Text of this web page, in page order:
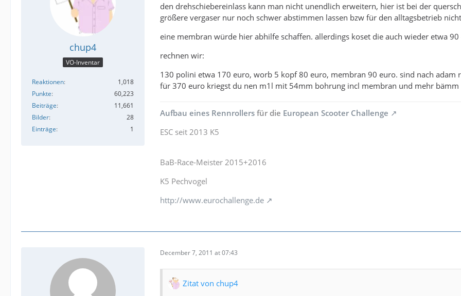
chup4
VO-Inventar
Reaktionen
1,018
Punkte
60,223
Beiträge
11,661
Bilder
28
Einträge
1
den drehschiebereinlass kann man nicht unendlich erweitern, hier ist bei der
größere vergaser nur noch schwer abstimmen lassen bzw für den alltagsbetrieb
eine membran würde hier abhilfe schaffen. allerdings koset die auch wieder etwa 90
rechnen wir:
130 polini etwa 170 euro, worb 5 kopf 80 euro, membran 90 euro. sind nach adam
für 370 euro kriegst du nen m1l mit 54mm bohrung incl membran und mehr bämm
Aufbau eines Rennrollers für die European Scooter Challenge
ESC seit 2013 K5
BaB-Race-Meister 2015+2016
K5 Pechvogel
http://www.eurochallenge.de
December 7, 2011 at 07:43
Zitat von chup4